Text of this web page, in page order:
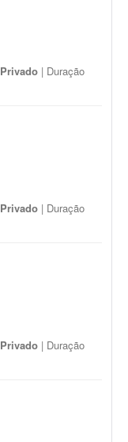
Privado | Duração
Privado | Duração
Privado | Duração